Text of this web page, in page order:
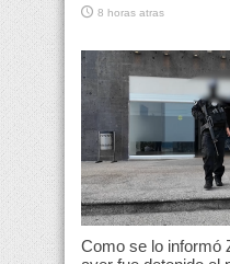
8 horas atras
Como se lo informó